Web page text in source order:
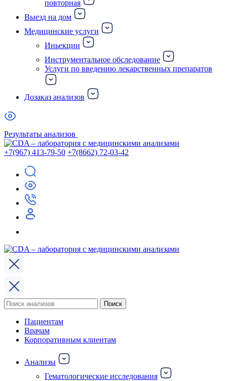
повторная
Выезд на дом
Медицинские услуги
Иньекции
Инструментальное обследование
Услуги по введению лекарственных препаратов
Дозаказ анализов
Результаты анализов
+7(967) 413-79-50 +7(8662) 72-03-42
Поиск
по:
Поиск
Пациентам
Врачам
Корпоративным клиентам
Анализы
Гематологические исследования